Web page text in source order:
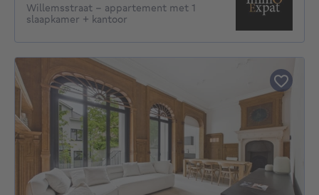
Willemsstraat - appartement met 1
slaapkamer + kantoor